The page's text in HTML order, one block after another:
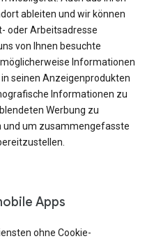
ableiten und wir können
oder Arbeitsadresse
von Ihnen besuchte
Informationen
seinen Anzeigenprodukten
Informationen zu
Werbung zu
und um zusammengefasste
Apps
ohne Cookie-